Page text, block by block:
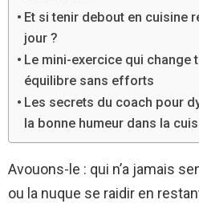
Et si tenir debout en cuisine
jour ?
Le mini-exercice qui change
équilibre sans efforts
Les secrets du coach pour
la bonne humeur dans la
Avouons-le : qui n’a jamais
ou la nuque se raidir en